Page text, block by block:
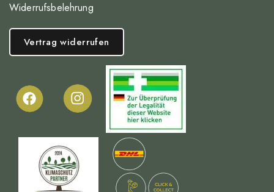
Widerrufsbelehrung
Vertrag widerrufen